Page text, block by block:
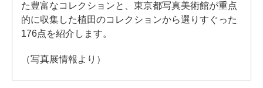
た豊富なコレクションと、東京都写真美術館が重点
的に収集した植田のコレクションから選りすぐった
176点を紹介します。
（写真展情報より）